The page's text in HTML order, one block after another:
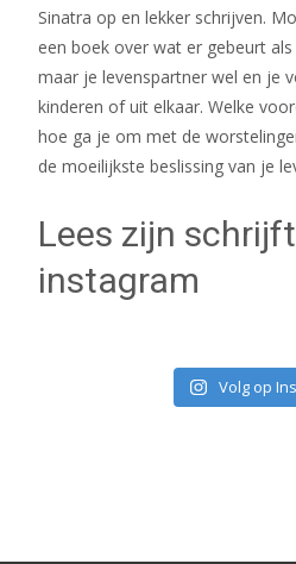
Sinatra op en lekker schrijven.
een boek over wat er gebeurt
maar je levenspartner wel en je
kinderen of uit elkaar. Welke
hoe ga je om met de
de moeilijkste beslissing van je
Lees zijn
instagram
Volg op